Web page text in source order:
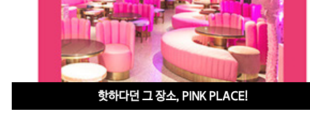
핫하다던 그 장소, PINK PLACE!